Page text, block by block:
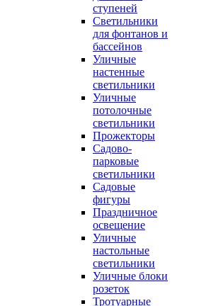
ступеней
Светильники
для фонтанов и
бассейнов
Уличные
настенные
светильники
Уличные
потолочные
светильники
Прожекторы
Садово-
парковые
светильники
Садовые
фигуры
Праздничное
освещение
Уличные
настольные
светильники
Уличные блоки
розеток
Тротуарные